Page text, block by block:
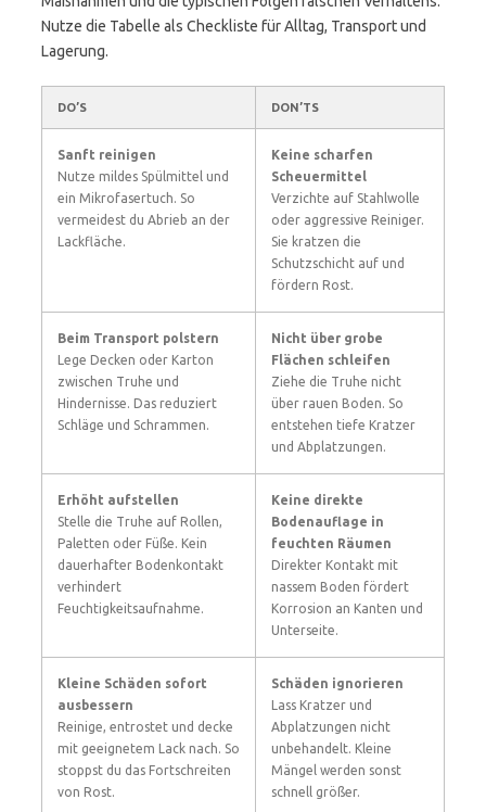
Nutze die Tabelle als Checkliste für Alltag, Transport und
Lagerung.
DO’S DON’TS
Sanft reinigen
Nutze mildes Spülmittel und
ein Mikrofasertuch. So
vermeidest du Abrieb an der
Lackfläche.
Keine scharfen
Scheuermittel
Verzichte auf Stahlwolle
oder aggressive Reiniger.
Sie kratzen die
Schutzschicht auf und
fördern Rost.
Beim Transport polstern
Lege Decken oder Karton
zwischen Truhe und
Hindernisse. Das reduziert
Schläge und Schrammen.
Nicht über grobe
Flächen schleifen
Ziehe die Truhe nicht
über rauen Boden. So
entstehen tiefe Kratzer
und Abplatzungen.
Erhöht aufstellen
Stelle die Truhe auf Rollen,
Paletten oder Füße. Kein
dauerhafter Bodenkontakt
verhindert
Feuchtigkeitsaufnahme.
Keine direkte
Bodenauflage in
feuchten Räumen
Direkter Kontakt mit
nassem Boden fördert
Korrosion an Kanten und
Unterseite.
Kleine Schäden sofort
ausbessern
Reinige, entrostet und decke
mit geeignetem Lack nach. So
stoppst du das Fortschreiten
von Rost.
Schäden ignorieren
Lass Kratzer und
Abplatzungen nicht
unbehandelt. Kleine
Mängel werden sonst
schnell größer.